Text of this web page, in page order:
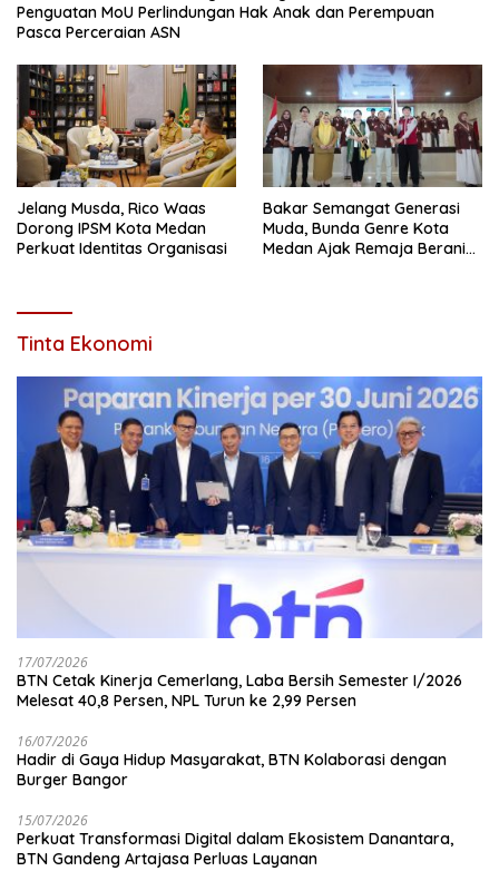
Penguatan MoU Perlindungan Hak Anak dan Perempuan
Pasca Perceraian ASN
Jelang Musda, Rico Waas
Dorong IPSM Kota Medan
Perkuat Identitas Organisasi
Bakar Semangat Generasi
Muda, Bunda Genre Kota
Medan Ajak Remaja Berani
Tinta Ekonomi
17/07/2026
BTN Cetak Kinerja Cemerlang, Laba Bersih Semester I/2026
Melesat 40,8 Persen, NPL Turun ke 2,99 Persen
16/07/2026
Hadir di Gaya Hidup Masyarakat, BTN Kolaborasi dengan
Burger Bangor
15/07/2026
Perkuat Transformasi Digital dalam Ekosistem Danantara,
BTN Gandeng Artajasa Perluas Layanan